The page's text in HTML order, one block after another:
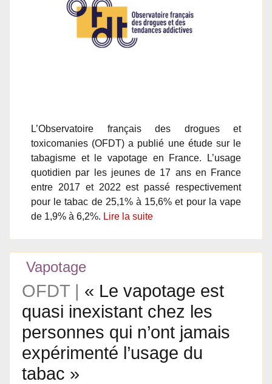
L’Observatoire français des drogues et
toxicomanies (OFDT) a publié une étude sur le
tabagisme et le vapotage en France. L’usage
quotidien par les jeunes de 17 ans en France
entre 2017 et 2022 est passé respectivement
pour le tabac de 25,1% à 15,6% et pour la vape
de 1,9% à 6,2%. Lire la suite
Vapotage
OFDT | « Le vapotage est
quasi inexistant chez les
personnes qui n’ont jamais
expérimenté l’usage du
tabac »